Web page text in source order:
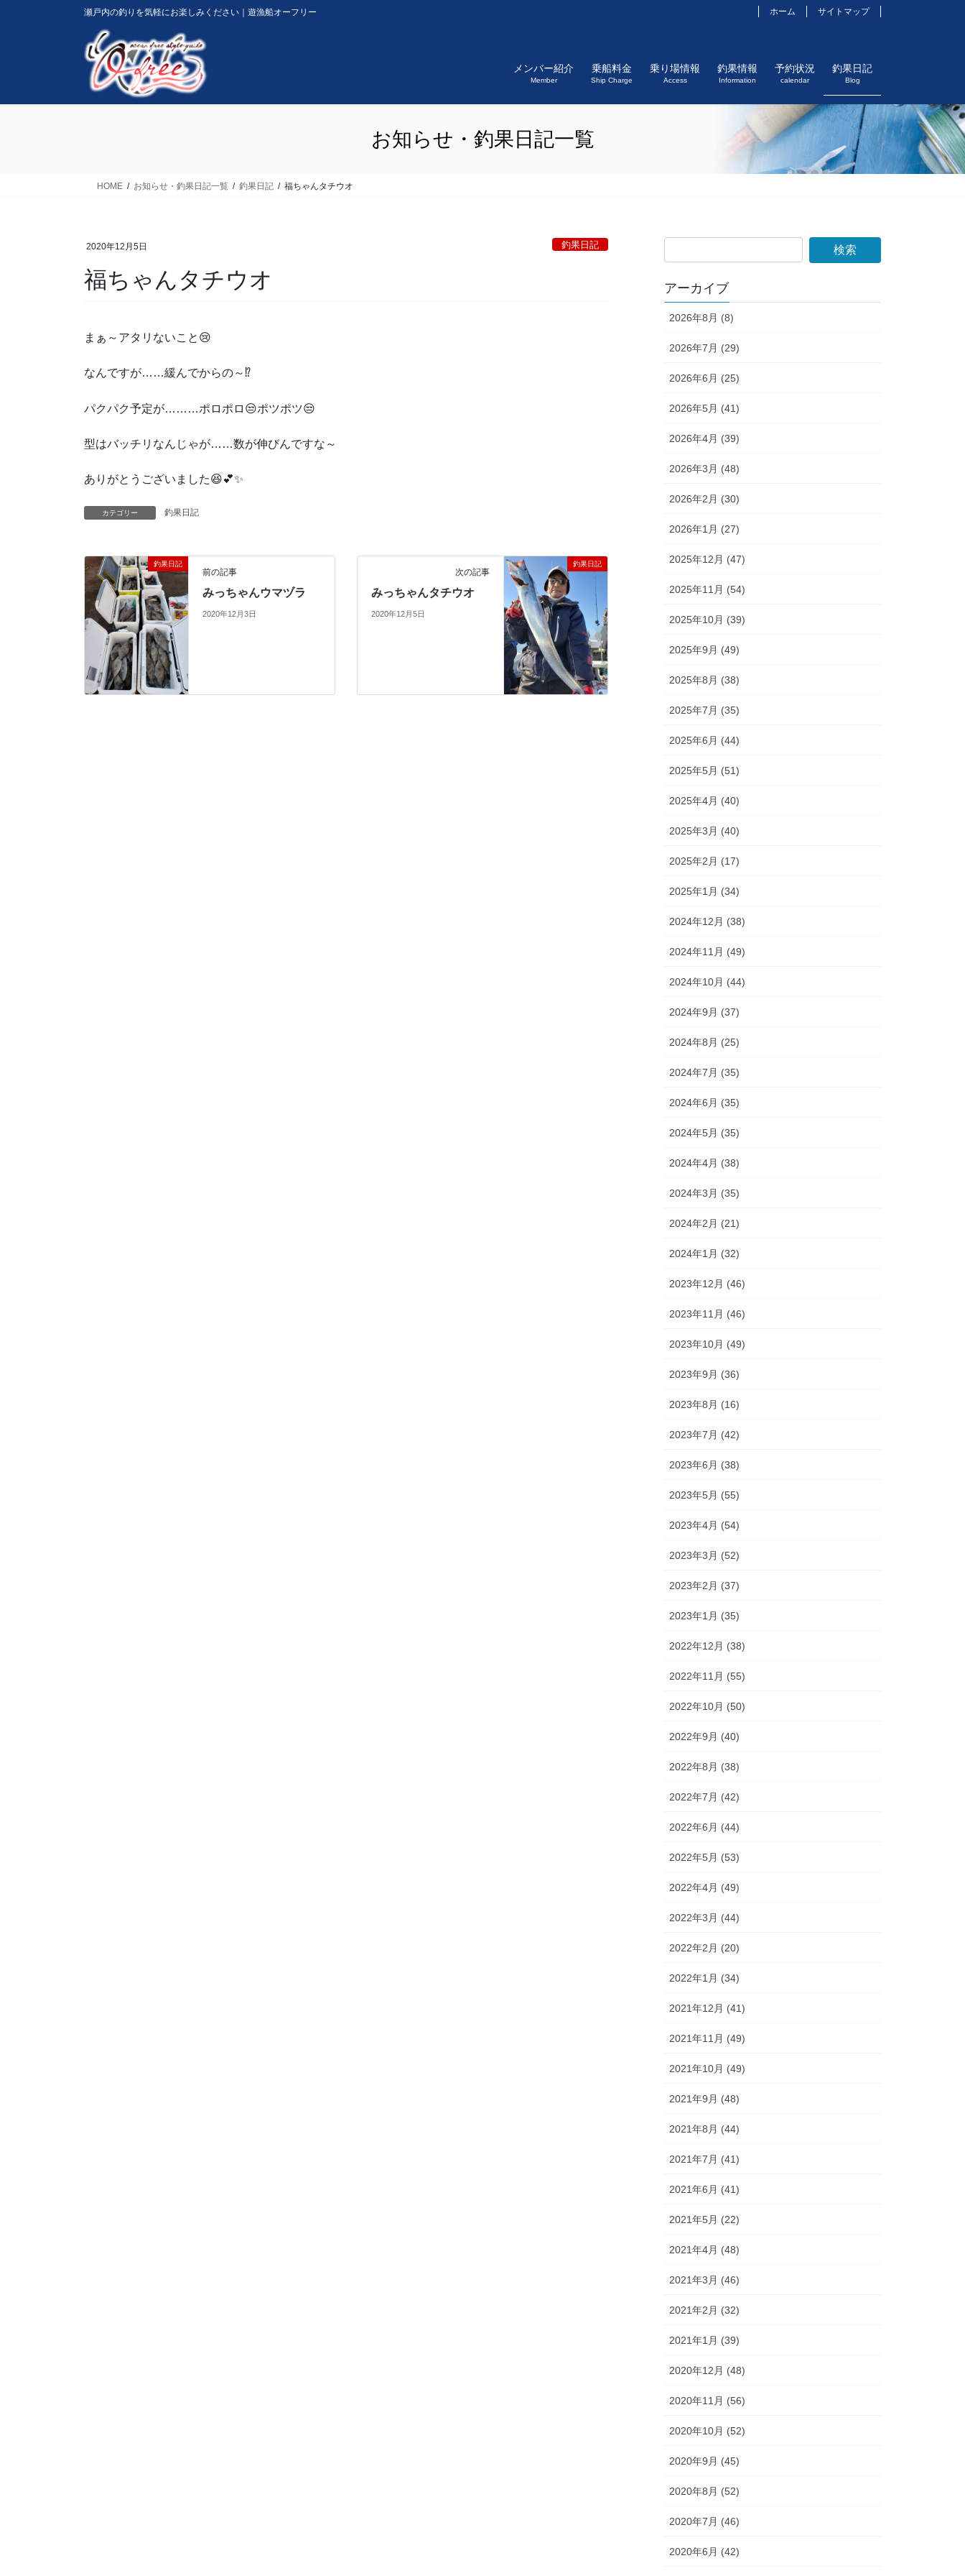
瀬戸内の釣りを気軽にお楽しみください｜遊漁船オーフリー ホーム サイトマップ
メンバー紹介
Member
乗船料金
Ship Charge
乗り場情報
Access
釣果情報
Information
予約状況
calendar
釣果日記
Blog
お知らせ・釣果日記一覧
HOME お知らせ・釣果日記一覧 釣果日記 福ちゃんタチウオ
2020年12月5日 釣果日記
福ちゃんタチウオ
まぁ～アタリないこと😢
なんですが……緩んでからの～⁉
パクパク予定が………ポロポロ😒ポツポツ😒
型はバッチリなんじゃが……数が伸びんですな～
ありがとうございました😆💕✨
カテゴリー 釣果日記
釣果日記
前の記事
みっちゃんウマヅラ
2020年12月3日
釣果日記
次の記事
みっちゃんタチウオ
2020年12月5日
アーカイブ
2026年8月 (8)
2026年7月 (29)
2026年6月 (25)
2026年5月 (41)
2026年4月 (39)
2026年3月 (48)
2026年2月 (30)
2026年1月 (27)
2025年12月 (47)
2025年11月 (54)
2025年10月 (39)
2025年9月 (49)
2025年8月 (38)
2025年7月 (35)
2025年6月 (44)
2025年5月 (51)
2025年4月 (40)
2025年3月 (40)
2025年2月 (17)
2025年1月 (34)
2024年12月 (38)
2024年11月 (49)
2024年10月 (44)
2024年9月 (37)
2024年8月 (25)
2024年7月 (35)
2024年6月 (35)
2024年5月 (35)
2024年4月 (38)
2024年3月 (35)
2024年2月 (21)
2024年1月 (32)
2023年12月 (46)
2023年11月 (46)
2023年10月 (49)
2023年9月 (36)
2023年8月 (16)
2023年7月 (42)
2023年6月 (38)
2023年5月 (55)
2023年4月 (54)
2023年3月 (52)
2023年2月 (37)
2023年1月 (35)
2022年12月 (38)
2022年11月 (55)
2022年10月 (50)
2022年9月 (40)
2022年8月 (38)
2022年7月 (42)
2022年6月 (44)
2022年5月 (53)
2022年4月 (49)
2022年3月 (44)
2022年2月 (20)
2022年1月 (34)
2021年12月 (41)
2021年11月 (49)
2021年10月 (49)
2021年9月 (48)
2021年8月 (44)
2021年7月 (41)
2021年6月 (41)
2021年5月 (22)
2021年4月 (48)
2021年3月 (46)
2021年2月 (32)
2021年1月 (39)
2020年12月 (48)
2020年11月 (56)
2020年10月 (52)
2020年9月 (45)
2020年8月 (52)
2020年7月 (46)
2020年6月 (42)